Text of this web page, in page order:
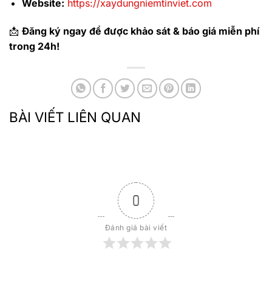
Website: https://xaydungniemtinviet.com
📩 Đăng ký ngay để được khảo sát & báo giá miễn phí
trong 24h!
BÀI VIẾT LIÊN QUAN
0
Đánh giá bài viết